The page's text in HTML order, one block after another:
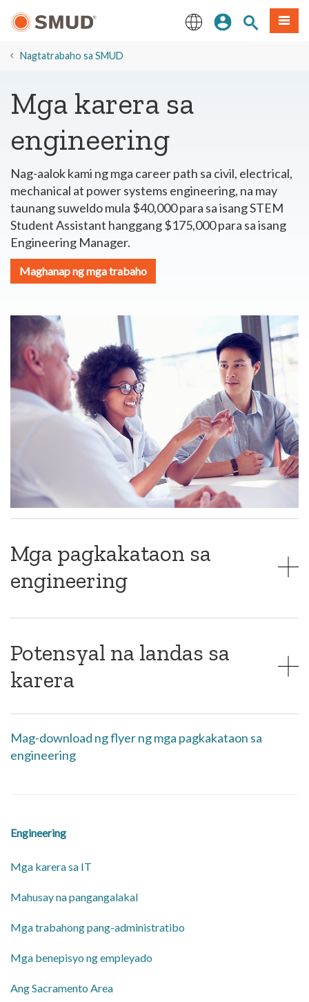
Nilalaman
Mag-sign InMenu
​Nagtatrabaho sa SMUD
Mga karera sa
engineering
Nag-aalok kami ng mga career path sa civil, electrical,
mechanical at power systems engineering, na may
taunang suweldo mula $40,000 para sa isang STEM
Student Assistant hanggang $175,000 para sa isang
Engineering Manager.
Maghanap ng mga trabaho
Mga pagkakataon sa
engineering
Potensyal na landas sa
karera
Mag-download ng flyer ng mga pagkakataon sa
engineering
Engineering
Mga karera sa IT
Mahusay na pangangalakal
Mga trabahong pang-administratibo
Mga benepisyo ng empleyado
​Ang Sacramento Area